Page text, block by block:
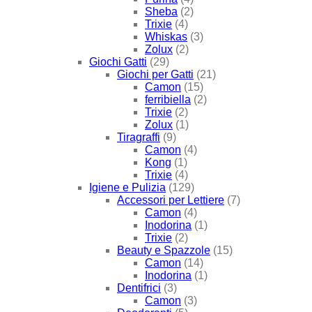
Sheba (2)
Trixie (4)
Whiskas (3)
Zolux (2)
Giochi Gatti (29)
Giochi per Gatti (21)
Camon (15)
ferribiella (2)
Trixie (2)
Zolux (1)
Tiragraffi (9)
Camon (4)
Kong (1)
Trixie (4)
Igiene e Pulizia (129)
Accessori per Lettiere (7)
Camon (4)
Inodorina (1)
Trixie (2)
Beauty e Spazzole (15)
Camon (14)
Inodorina (1)
Dentifrici (3)
Camon (3)